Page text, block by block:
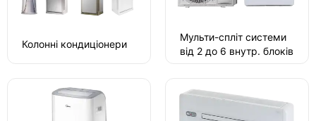
Колонні кондиціонери
Мульти-спліт системи
від 2 до 6 внутр. блоків